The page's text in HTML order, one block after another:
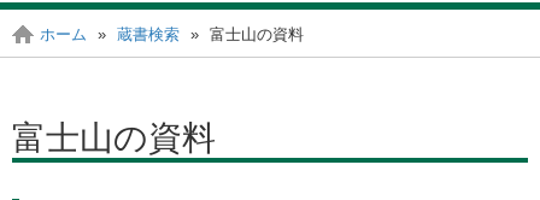
ュ
ー
資料を探す・調べる
図書館を利用する
静岡の図書館
ホーム » 蔵書検索 » 富士山の資料
富士山の資料